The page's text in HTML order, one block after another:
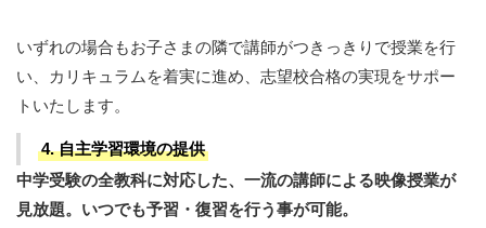
いずれの場合もお子さまの隣で講師がつきっきりで授業を行
い、カリキュラムを着実に進め、志望校合格の実現をサポー
トいたします。
4. 自主学習環境の提供
中学受験の全教科に対応した、一流の講師による映像授業が
見放題。いつでも予習・復習を行う事が可能。